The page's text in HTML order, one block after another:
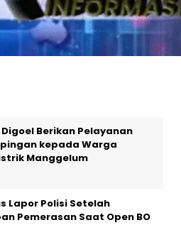
Digoel Berikan Pelayanan
kepada Warga
Manggelum
Lapor Polisi Setelah
Pemerasan Saat Open BO